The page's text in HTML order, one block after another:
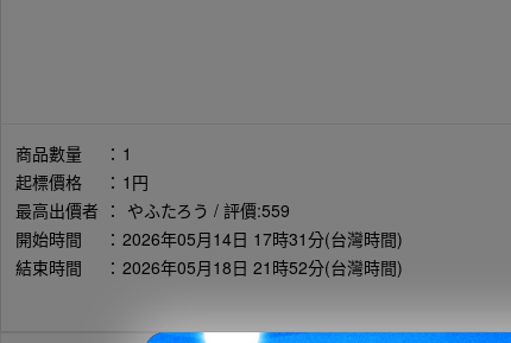
商品數量 ： 1
起標價格
： 1円
最高出價者 ： やふたろう / 評價:559
開始時間
： 2026年05月14日 17時31分(台灣時間)
結束時間
： 2026年05月18日 21時52分(台灣時間)